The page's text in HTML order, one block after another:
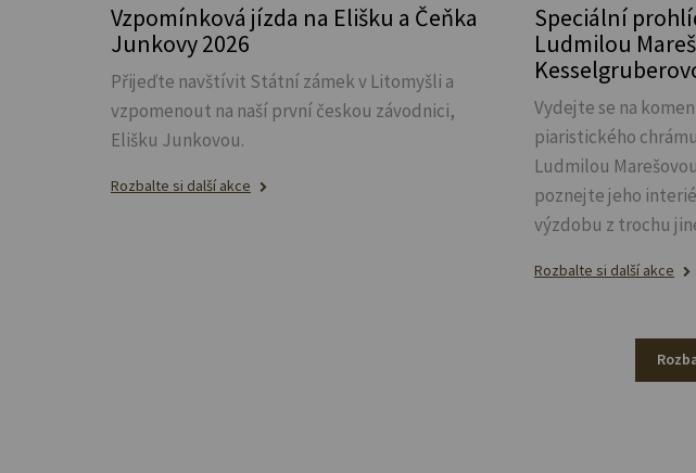
Vzpomínková jízda na Elišku a Čeňka
Junkovy 2026
Přijeďte navštívit Státní zámek v Litomyšli a
vzpomenout na naší první českou závodnici,
Elišku Junkovou.
Rozbalte si další akce
Speciální
Ludmilou
Vydejte se na
piaristického
Ludmilou
poznejte jeho
výzdobu z trochu
Rozbalte si další akce